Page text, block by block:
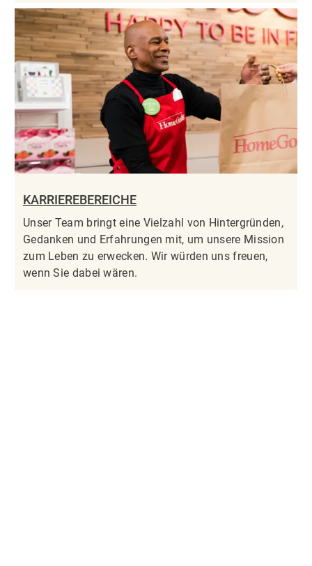
KARRIEREBEREICHE
Unser Team bringt eine Vielzahl von Hintergründen,
Gedanken und Erfahrungen mit, um unsere Mission
zum Leben zu erwecken. Wir würden uns freuen,
wenn Sie dabei wären.